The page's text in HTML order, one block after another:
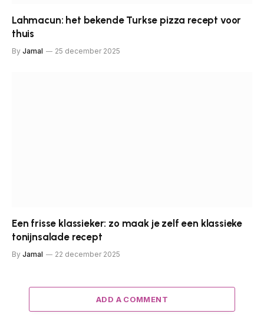
Lahmacun: het bekende Turkse pizza recept voor
thuis
By Jamal 25 december 2025
Een frisse klassieker: zo maak je zelf een klassieke
tonijnsalade recept
By Jamal 22 december 2025
ADD A COMMENT